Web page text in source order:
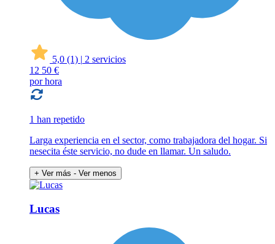
5,0 (1) | 2 servicios
12 50 €
por hora
1 han repetido
Larga experiencia en el sector, como trabajadora del hogar. Si
nesecita éste servicio, no dude en llamar. Un saludo.
+ Ver más - Ver menos
Lucas